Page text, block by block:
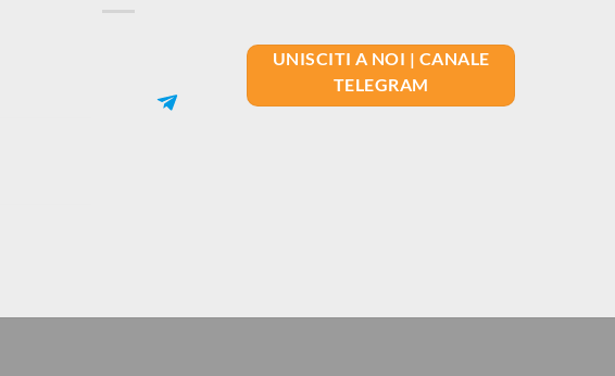
UNISCITI A NOI | CANALE
TELEGRAM